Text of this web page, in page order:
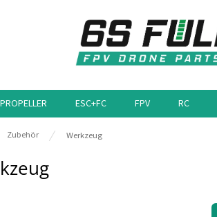
PROPELLER ESC+FC FPV RC
Zubehör Werkzeug